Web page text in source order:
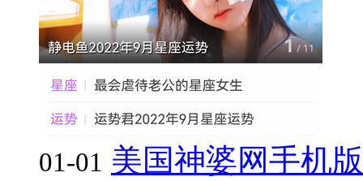
01-01 美国神婆网手机版